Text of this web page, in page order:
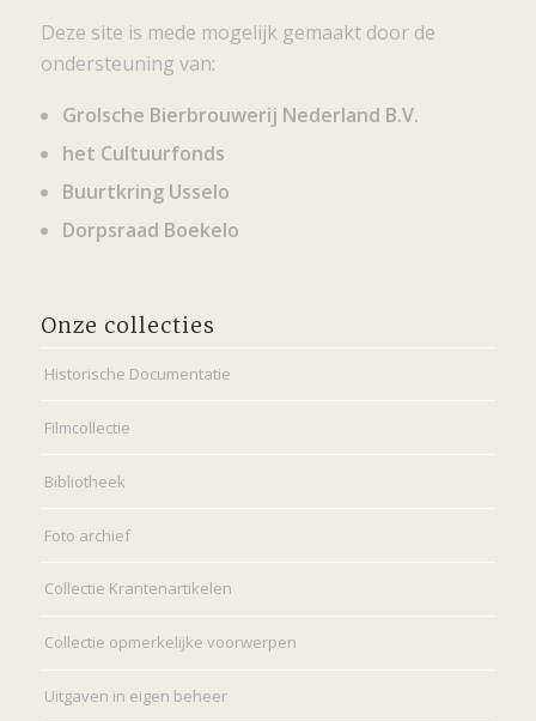
Deze site is mede mogelijk gemaakt door de
ondersteuning van:
Grolsche Bierbrouwerij Nederland B.V.
het Cultuurfonds
Buurtkring Usselo
Dorpsraad Boekelo
Onze collecties
Historische Documentatie
Filmcollectie
Bibliotheek
Foto archief
Collectie Krantenartikelen
Collectie opmerkelijke voorwerpen
Uitgaven in eigen beheer